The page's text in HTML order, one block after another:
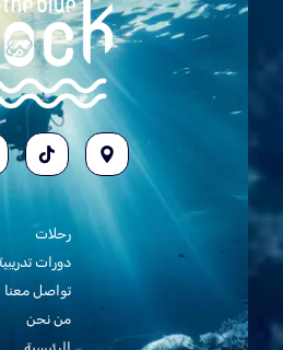
رحلات
دورات
تواصل معنا
من نحن